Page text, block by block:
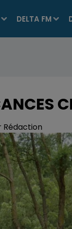
DELTA FM
Rédaction